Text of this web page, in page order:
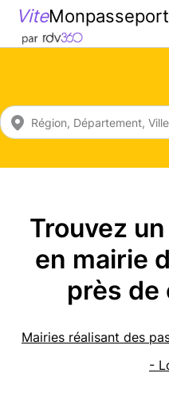
Vite
Trouvez
en mairie
près de
Mairies réalisant des
-